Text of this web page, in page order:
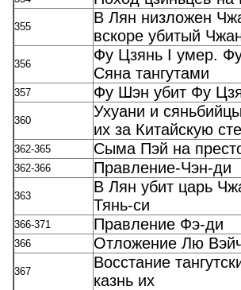
355
В Лян низложен
вскоре убитый
356
Фу Цзянь I умер.
Сяна тангутами
357 Фу Шэн убит Фу
360
Ухуани и
их за Китайскую
362-365 Сыма Пэй на
362-366 Правление-Чэн-ди
363
В Лян убит царь
Тянь-си
366-371 Правление Фэ-ди
366 Отложение Лю
367
Восстание
казнь их